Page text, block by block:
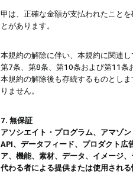
甲は、正確な金額が支払われたこと
とがあります。
本規約の解除に伴い、本規約に関連
第7条、第8条、第10条および第11条
本規約の解除後も存続するものとし
りません。
7. 無保証
アソシエイト・プログラム、アマゾ
API、データフィード、プロダクト広
ア、機能、素材、データ、イメージ
代わる者による提供または使用され